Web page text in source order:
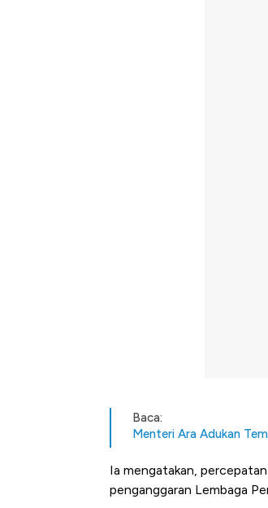
Baca:
Menteri Ara Adukan
Ia mengatakan,
penganggaran Lembaga